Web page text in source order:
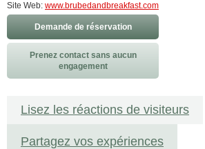
Site Web: www.brubedandbreakfast.com
Demande de réservation
Prenez contact sans aucun
engagement
Lisez les réactions de visiteurs
Partagez vos expériences